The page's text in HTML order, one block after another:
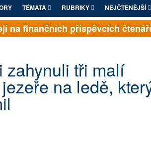
TÉMATA RUBRIKY NEJČTENĚJŠÍ
finančních příspěvcích
zahynuli tři malí
na ledě,